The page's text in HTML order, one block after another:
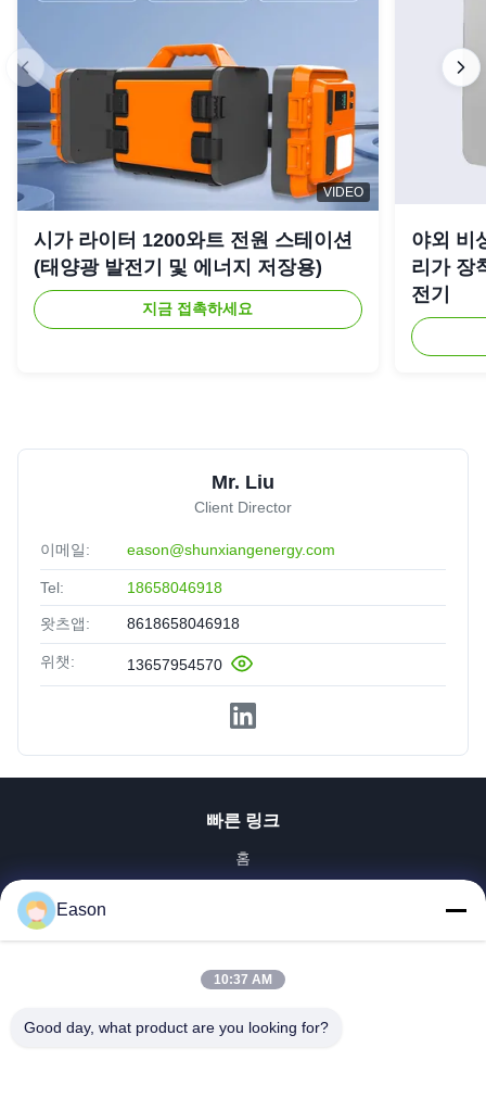
VIDEO
시가 라이터 1200와트 전원 스테이션
(태양광 발전기 및 에너지 저장용)
지금 접촉하세요
야외 비
리가 장
전기
Mr. Liu
Client Director
이메일: eason@shunxiangenergy.com
Tel: 18658046918
왓츠앱: 8618658046918
위챗: 13657954570
빠른 링크
홈
공장 투어
연락처
Eason
10:37 AM
Good day, what product are you looking for?